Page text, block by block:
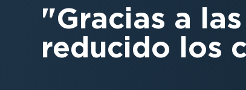
Gracias a
reducido los